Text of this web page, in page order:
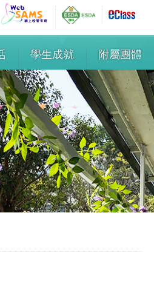
學生成就 附屬團體